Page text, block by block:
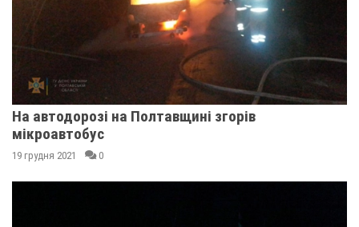
На автодорозі на Полтавщині згорів
мікроавтобус
19 грудня 2021 0